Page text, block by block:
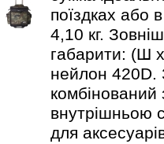
поїздках або
4,10 кг.
габарити: (Ш
нейлон 420D.
внутрішньою
для